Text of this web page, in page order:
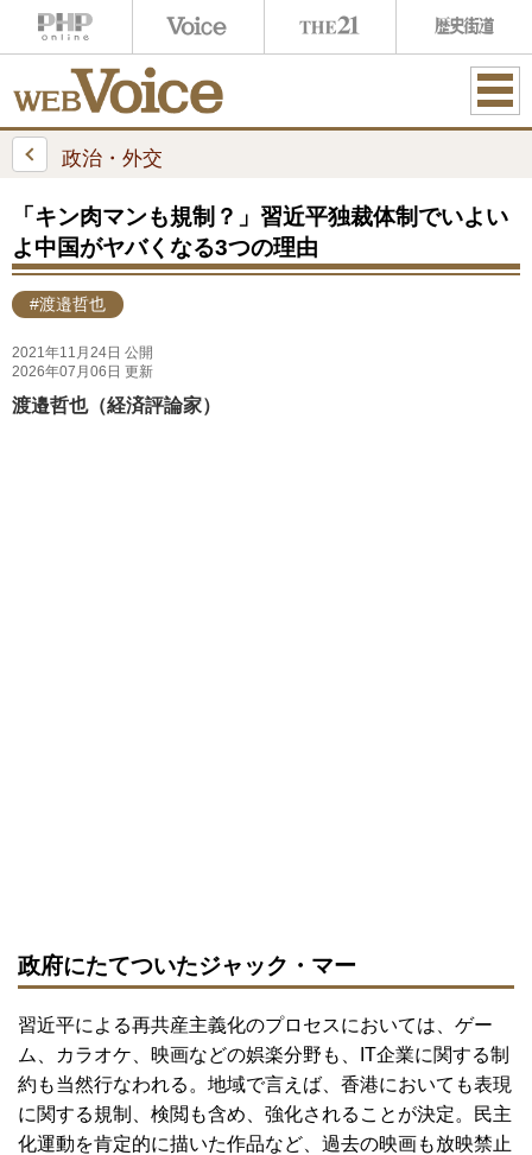
ME
政治・外交
「キン肉マンも規制？」習近平独裁体制でいよい
よ中国がヤバくなる3つの理由
#渡邉哲也
2021年11月24日 公開
2026年07月06日 更新
渡邉哲也（経済評論家）
政府にたてついたジャック・マー
習近平による再共産主義化のプロセスにおいては、ゲー
ム、カラオケ、映画などの娯楽分野も、IT企業に関する制
約も当然行なわれる。地域で言えば、香港においても表現
に関する規制、検閲も含め、強化されることが決定。民主
化運動を肯定的に描いた作品など、過去の映画も放映禁止